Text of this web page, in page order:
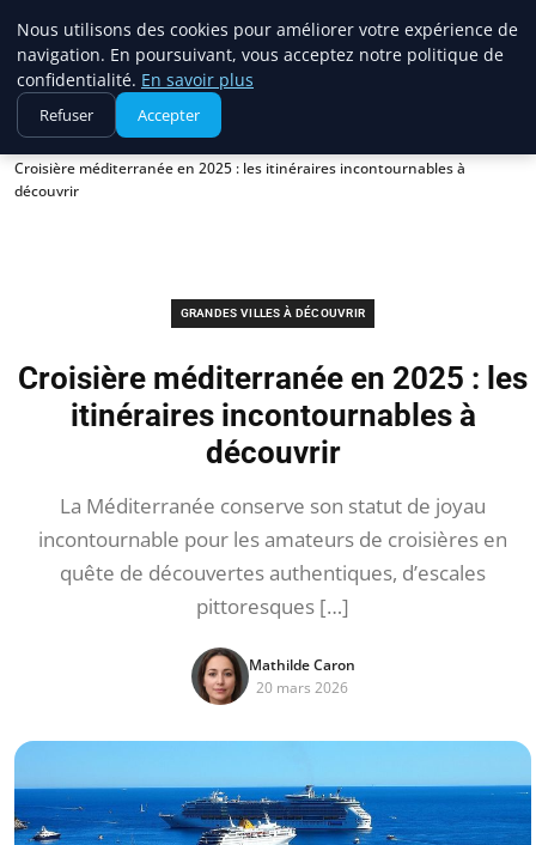
France Evasion
Croisière méditerranée en 2025 : les itinéraires incontournables à
découvrir
GRANDES VILLES À DÉCOUVRIR
Croisière méditerranée en 2025 : les
itinéraires incontournables à
découvrir
La Méditerranée conserve son statut de joyau
incontournable pour les amateurs de croisières en
quête de découvertes authentiques, d’escales
pittoresques […]
Mathilde Caron
20 mars 2026
Nous utilisons des cookies pour améliorer votre expérience de
navigation. En poursuivant, vous acceptez notre politique de
confidentialité. En savoir plus
Refuser Accepter